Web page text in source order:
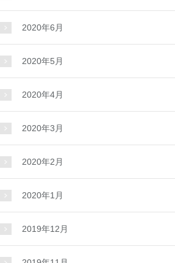
2020年6月
2020年5月
2020年4月
2020年3月
2020年2月
2020年1月
2019年12月